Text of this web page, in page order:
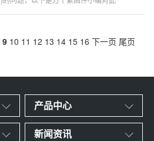
后被J
9 10 11 12 13 14 15 16 下一页 尾页
产品中心
新闻资讯